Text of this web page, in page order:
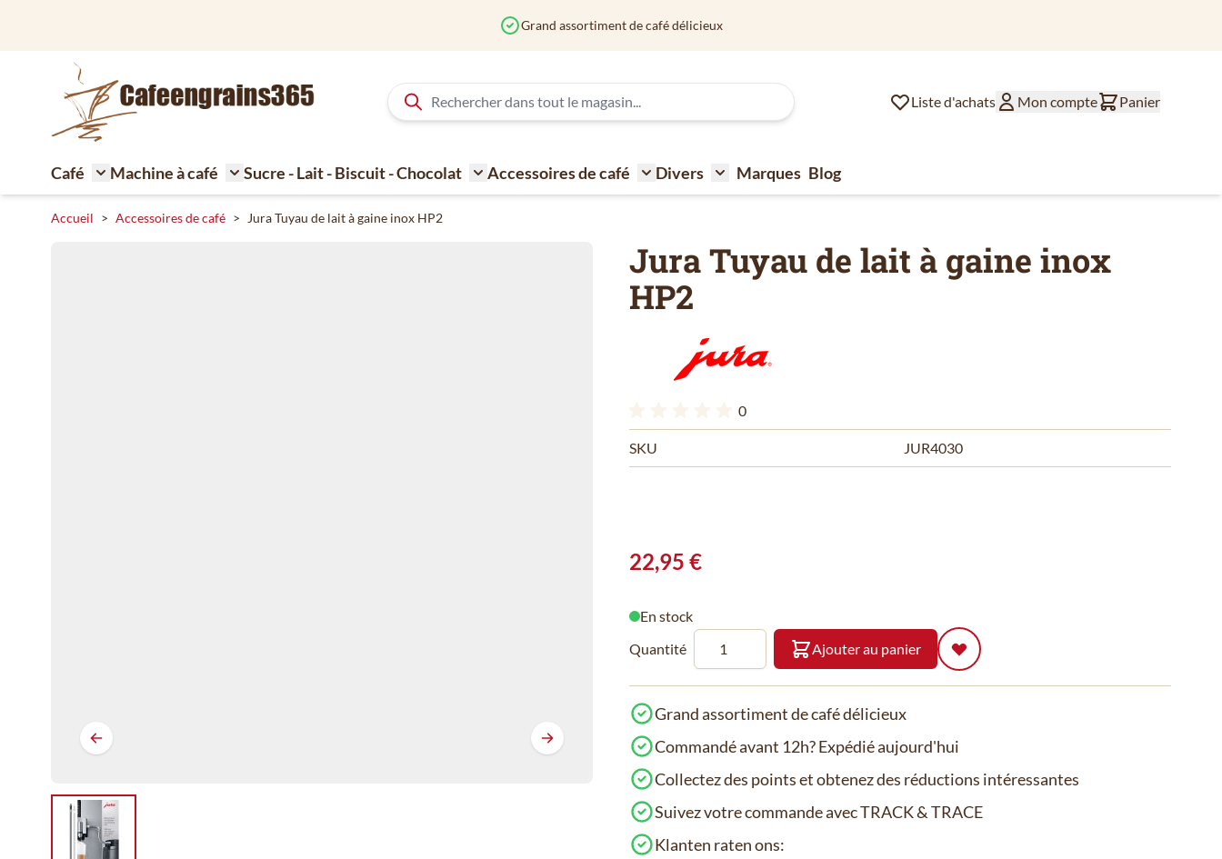
Liste d'achats Mon compte Panier
Café
Toggle submenu for Café
Machine à café
Toggle submenu for Machine à café
Sucre - Lait - Biscuit - Chocolat
Toggle submenu for Sucre - Lait - Biscuit - Chocolat
Accessoires de café
Toggle submenu for Accessoires de café
Divers
Toggle submenu for Divers
Marques Blog
Accueil > Accessoires de café > Jura Tuyau de lait à gaine inox HP2
Jura Tuyau de lait à gaine inox
HP2
0
SKU JUR4030
22,95 €
En stock
Quantité
Ajouter au panier
Grand assortiment de café délicieux
Commandé avant 12h? Expédié aujourd'hui
Collectez des points et obtenez des réductions intéressantes
Suivez votre commande avec TRACK & TRACE
Klanten raten ons: